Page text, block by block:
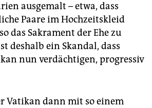
ausgemalt – etwa, dass
Paare im Hochzeitskleid
das Sakrament der Ehe zu
deshalb ein Skandal, dass
nun verdächtigen, progressiv
Vatikan dann mit so einem